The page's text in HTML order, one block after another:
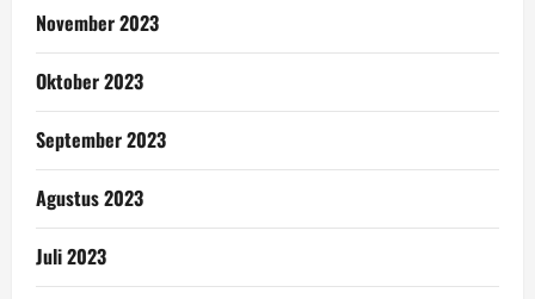
November 2023
Oktober 2023
September 2023
Agustus 2023
Juli 2023